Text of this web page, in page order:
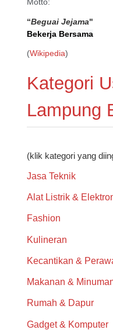
Motto:
“Beguai Jejama"
Bekerja Bersama
(Wikipedia)
Kategori
Lampung
(klik kategori yang
Jasa Teknik
Alat Listrik &
Fashion
Kulineran
Kecantikan &
Makanan &
Rumah & Dapur
Gadget & Komputer